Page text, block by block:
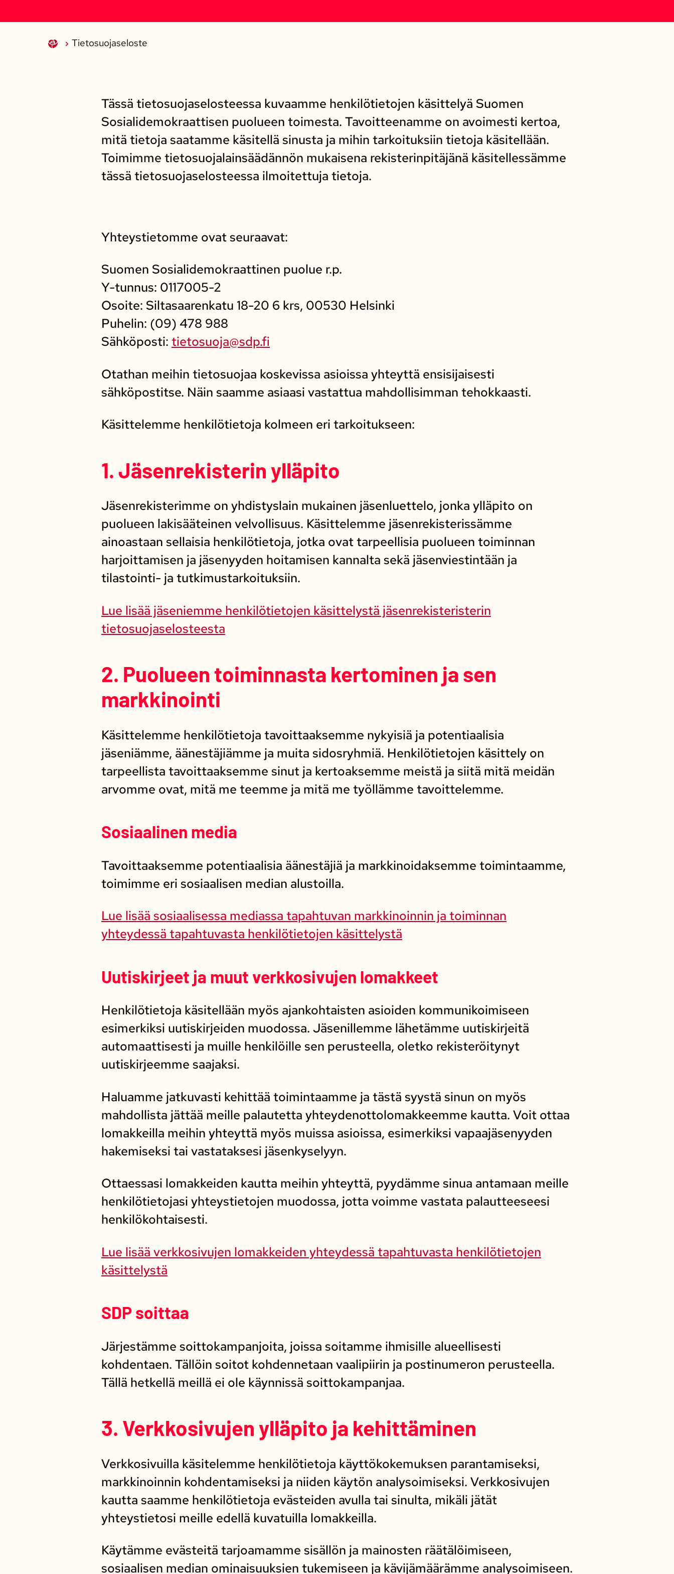
Tietosuojaseloste
Tässä tietosuojaselosteessa kuvaamme henkilötietojen käsittelyä Suomen
Sosialidemokraattisen puolueen toimesta. Tavoitteenamme on avoimesti kertoa,
mitä tietoja saatamme käsitellä sinusta ja mihin tarkoituksiin tietoja käsitellään.
Toimimme tietosuojalainsäädännön mukaisena rekisterinpitäjänä käsitellessämme
tässä tietosuojaselosteessa ilmoitettuja tietoja.
Yhteystietomme ovat seuraavat:
Suomen Sosialidemokraattinen puolue r.p.
Y-tunnus: 0117005-2
Osoite: Siltasaarenkatu 18-20 6 krs, 00530 Helsinki
Puhelin: (09) 478 988
Sähköposti: tietosuoja@sdp.fi
Otathan meihin tietosuojaa koskevissa asioissa yhteyttä ensisijaisesti
sähköpostitse. Näin saamme asiaasi vastattua mahdollisimman tehokkaasti.
Käsittelemme henkilötietoja kolmeen eri tarkoitukseen:
1. Jäsenrekisterin ylläpito
Jäsenrekisterimme on yhdistyslain mukainen jäsenluettelo, jonka ylläpito on
puolueen lakisääteinen velvollisuus. Käsittelemme jäsenrekisterissämme
ainoastaan sellaisia henkilötietoja, jotka ovat tarpeellisia puolueen toiminnan
harjoittamisen ja jäsenyyden hoitamisen kannalta sekä jäsenviestintään ja
tilastointi- ja tutkimustarkoituksiin.
Lue lisää jäseniemme henkilötietojen käsittelystä jäsenrekisteristerin
tietosuojaselosteesta
2. Puolueen toiminnasta kertominen ja sen
markkinointi
Käsittelemme henkilötietoja tavoittaaksemme nykyisiä ja potentiaalisia
jäseniämme, äänestäjiämme ja muita sidosryhmiä. Henkilötietojen käsittely on
tarpeellista tavoittaaksemme sinut ja kertoaksemme meistä ja siitä mitä meidän
arvomme ovat, mitä me teemme ja mitä me työllämme tavoittelemme.
Sosiaalinen media
Tavoittaaksemme potentiaalisia äänestäjiä ja markkinoidaksemme toimintaamme,
toimimme eri sosiaalisen median alustoilla.
Lue lisää sosiaalisessa mediassa tapahtuvan markkinoinnin ja toiminnan
yhteydessä tapahtuvasta henkilötietojen käsittelystä
Uutiskirjeet ja muut verkkosivujen lomakkeet
Henkilötietoja käsitellään myös ajankohtaisten asioiden kommunikoimiseen
esimerkiksi uutiskirjeiden muodossa. Jäsenillemme lähetämme uutiskirjeitä
automaattisesti ja muille henkilöille sen perusteella, oletko rekisteröitynyt
uutiskirjeemme saajaksi.
Haluamme jatkuvasti kehittää toimintaamme ja tästä syystä sinun on myös
mahdollista jättää meille palautetta yhteydenottolomakkeemme kautta. Voit ottaa
lomakkeilla meihin yhteyttä myös muissa asioissa, esimerkiksi vapaajäsenyyden
hakemiseksi tai vastataksesi jäsenkyselyyn.
Ottaessasi lomakkeiden kautta meihin yhteyttä, pyydämme sinua antamaan meille
henkilötietojasi yhteystietojen muodossa, jotta voimme vastata palautteeseesi
henkilökohtaisesti.
Lue lisää verkkosivujen lomakkeiden yhteydessä tapahtuvasta henkilötietojen
käsittelystä
SDP soittaa
Järjestämme soittokampanjoita, joissa soitamme ihmisille alueellisesti
kohdentaen. Tällöin soitot kohdennetaan vaalipiirin ja postinumeron perusteella.
Tällä hetkellä meillä ei ole käynnissä soittokampanjaa.
3. Verkkosivujen ylläpito ja kehittäminen
Verkkosivuilla käsitelemme henkilötietoja käyttökokemuksen parantamiseksi,
markkinoinnin kohdentamiseksi ja niiden käytön analysoimiseksi. Verkkosivujen
kautta saamme henkilötietoja evästeiden avulla tai sinulta, mikäli jätät
yhteystietosi meille edellä kuvatuilla lomakkeilla.
Käytämme evästeitä tarjoamamme sisällön ja mainosten räätälöimiseen,
sosiaalisen median ominaisuuksien tukemiseen ja kävijämäärämme analysoimiseen.